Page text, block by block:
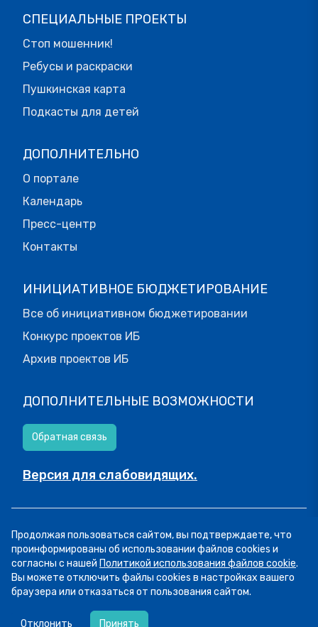
СПЕЦИАЛЬНЫЕ ПРОЕКТЫ
Стоп мошенник!
Ребусы и раскраски
Пушкинская карта
Подкасты для детей
ДОПОЛНИТЕЛЬНО
О портале
Календарь
Пресс-центр
Контакты
ИНИЦИАТИВНОЕ БЮДЖЕТИРОВАНИЕ
Все об инициативном бюджетировании
Конкурс проектов ИБ
Архив проектов ИБ
ДОПОЛНИТЕЛЬНЫЕ ВОЗМОЖНОСТИ
Обратная связь
Версия для слабовидящих.
Все права защищены.Пользовательское соглашение
Продолжая пользоваться сайтом, вы подтверждаете, что
проинформированы об использовании файлов cookies и
согласны с нашей Политикой использования файлов cookie.
Вы можете отключить файлы cookies в настройках вашего
браузера или отказаться от пользования сайтом.
Отклонить Принять